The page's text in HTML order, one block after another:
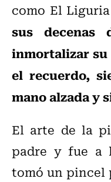
como El
sus decenas
inmortalizar su
el recuerdo,
mano alzada y
El arte de la
padre y fue a
tomó un pincel